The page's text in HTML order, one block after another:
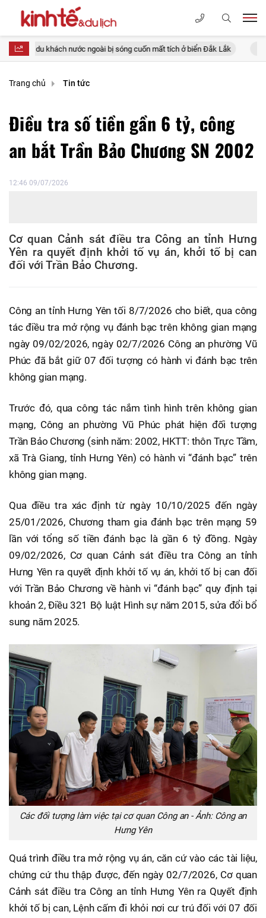
khách nước ngoài bị sóng cuốn mất tích ở biển Đắk Lắk Quy tập
Trang chủ Tin tức
Điều tra số tiền gần 6 tỷ, công
an bắt Trần Bảo Chương SN 2002
12:46 09/07/2026
Cơ quan Cảnh sát điều tra Công an tỉnh Hưng
Yên ra quyết định khởi tố vụ án, khởi tố bị can
đối với Trần Bảo Chương.
Công an tỉnh Hưng Yên tối 8/7/2026 cho biết, qua công
tác điều tra mở rộng vụ đánh bạc trên không gian mạng
ngày 09/02/2026, ngày 02/7/2026 Công an phường Vũ
Phúc đã bắt giữ 07 đối tượng có hành vi đánh bạc trên
không gian mạng.
Trước đó, qua công tác nắm tình hình trên không gian
mạng, Công an phường Vũ Phúc phát hiện đối tượng
Trần Bảo Chương (sinh năm: 2002, HKTT: thôn Trực Tầm,
xã Trà Giang, tỉnh Hưng Yên) có hành vi “đánh bạc” trên
không gian mạng.
Qua điều tra xác định từ ngày 10/10/2025 đến ngày
25/01/2026, Chương tham gia đánh bạc trên mạng 59
lần với tổng số tiền đánh bạc là gần 6 tỷ đồng. Ngày
09/02/2026, Cơ quan Cảnh sát điều tra Công an tỉnh
Hưng Yên ra quyết định khởi tố vụ án, khởi tố bị can đối
với Trần Bảo Chương về hành vi “đánh bạc” quy định tại
khoản 2, Điều 321 Bộ luật Hình sự năm 2015, sửa đổi bổ
sung năm 2025.
Các đối tượng làm việc tại cơ quan Công an - Ảnh: Công an
Hưng Yên
Quá trình điều tra mở rộng vụ án, căn cứ vào các tài liệu,
chứng cứ thu thập được, đến ngày 02/7/2026, Cơ quan
Cảnh sát điều tra Công an tỉnh Hưng Yên ra Quyết định
khởi tố bị can, Lệnh cấm đi khỏi nơi cư trú đối với 07 đối